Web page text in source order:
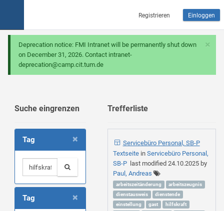
Registrieren Einloggen
×
Deprecation notice: FMI Intranet will be permanently shut down
on December 31, 2026. Contact intranet-
deprecation@camp.cit.tum.de
Suche eingrenzen
×
Tag
×
Tag
Trefferliste
Servicebüro Personal, SB-P
Textseite in Servicebüro Personal,
SB-Plast modified 24.10.2025by
Paul, Andreas
arbeitszeitänderung
arbeitszeugnis
dienstausweis
dienstende
einstellung
gast
hilfskraft